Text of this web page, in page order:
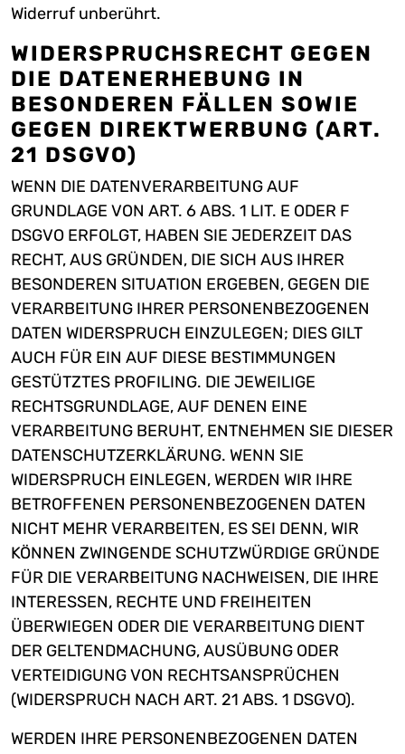
Widerruf unberührt.
WIDERSPRUCHSRECHT GEGEN
DIE DATENERHEBUNG IN
BESONDEREN FÄLLEN SOWIE
GEGEN DIREKTWERBUNG (ART.
21 DSGVO)
WENN DIE DATENVERARBEITUNG AUF
GRUNDLAGE VON ART. 6 ABS. 1 LIT. E ODER F
DSGVO ERFOLGT, HABEN SIE JEDERZEIT DAS
RECHT, AUS GRÜNDEN, DIE SICH AUS IHRER
BESONDEREN SITUATION ERGEBEN, GEGEN DIE
VERARBEITUNG IHRER PERSONENBEZOGENEN
DATEN WIDERSPRUCH EINZULEGEN; DIES GILT
AUCH FÜR EIN AUF DIESE BESTIMMUNGEN
GESTÜTZTES PROFILING. DIE JEWEILIGE
RECHTSGRUNDLAGE, AUF DENEN EINE
VERARBEITUNG BERUHT, ENTNEHMEN SIE DIESER
DATENSCHUTZERKLÄRUNG. WENN SIE
WIDERSPRUCH EINLEGEN, WERDEN WIR IHRE
BETROFFENEN PERSONENBEZOGENEN DATEN
NICHT MEHR VERARBEITEN, ES SEI DENN, WIR
KÖNNEN ZWINGENDE SCHUTZWÜRDIGE GRÜNDE
FÜR DIE VERARBEITUNG NACHWEISEN, DIE IHRE
INTERESSEN, RECHTE UND FREIHEITEN
ÜBERWIEGEN ODER DIE VERARBEITUNG DIENT
DER GELTENDMACHUNG, AUSÜBUNG ODER
VERTEIDIGUNG VON RECHTSANSPRÜCHEN
(WIDERSPRUCH NACH ART. 21 ABS. 1 DSGVO).
WERDEN IHRE PERSONENBEZOGENEN DATEN